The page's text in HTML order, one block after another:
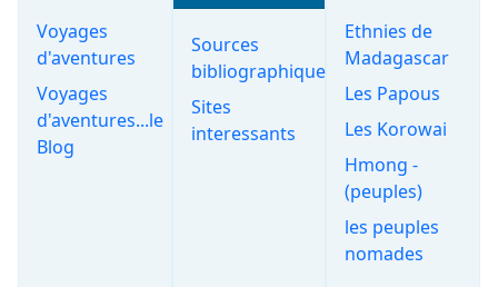
Voyages
d'aventures
Voyages
d'aventures...le
Blog
Sources
bibliographiques
Sites
interessants
Ethnies de
Madagascar
Les Papous
Les Korowai
Hmong -
(peuples)
les peuples
nomades